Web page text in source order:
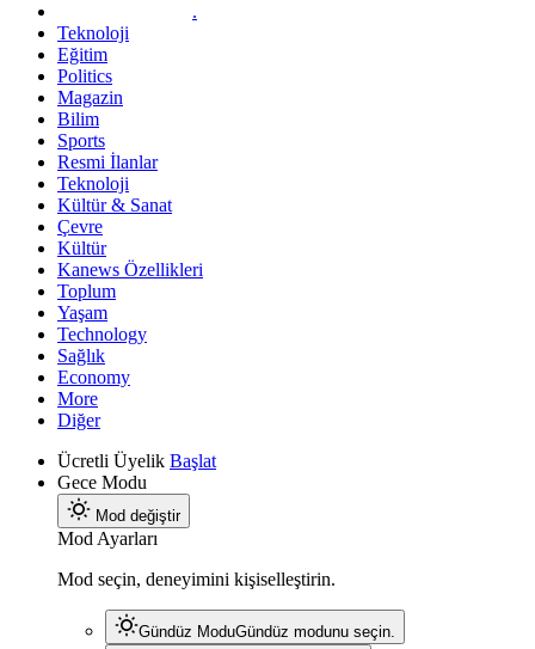
.
Teknoloji
Eğitim
Politics
Magazin
Bilim
Sports
Resmi İlanlar
Teknoloji
Kültür & Sanat
Çevre
Kültür
Kanews Özellikleri
Toplum
Yaşam
Technology
Sağlık
Economy
More
Diğer
Ücretli Üyelik Başlat
Gece Modu
Mod değiştir
Mod Ayarları
Mod seçin, deneyimini kişiselleştirin.
Gündüz ModuGündüz modunu seçin.